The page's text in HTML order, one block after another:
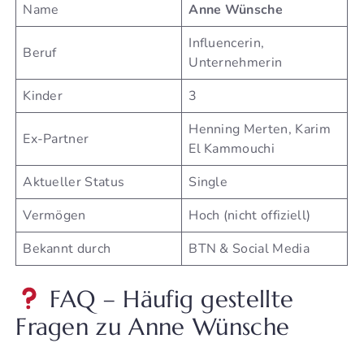
Name
Anne Wünsche
Beruf
Influencerin,
Unternehmerin
Kinder
3
Ex-Partner
Henning Merten, Karim
El Kammouchi
Aktueller Status
Single
Vermögen
Hoch (nicht offiziell)
Bekannt durch
BTN & Social Media
FAQ – Häufig gestellte
Fragen zu Anne Wünsche